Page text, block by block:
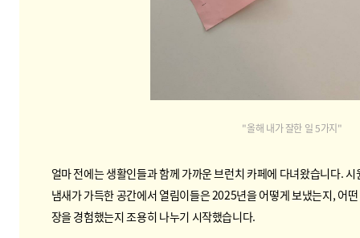
"올해 내가 잘한 일 5가지"
얼마 전에는 생활인들과 함께 가까운 브런치 카페에 다녀왔습니다.
냄새가 가득한 공간에서 열림이들은 2025년을 어떻게 보냈는지, 어
장을 경험했는지 조용히 나누기 시작했습니다.